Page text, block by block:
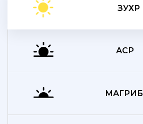
ЗУХР
АСР
МАГРИБ